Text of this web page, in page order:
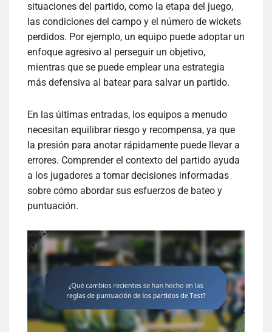
situaciones del partido, como la etapa del juego,
las condiciones del campo y el número de wickets
perdidos. Por ejemplo, un equipo puede adoptar un
enfoque agresivo al perseguir un objetivo,
mientras que se puede emplear una estrategia
más defensiva al batear para salvar un partido.
En las últimas entradas, los equipos a menudo
necesitan equilibrar riesgo y recompensa, ya que
la presión para anotar rápidamente puede llevar a
errores. Comprender el contexto del partido ayuda
a los jugadores a tomar decisiones informadas
sobre cómo abordar sus esfuerzos de bateo y
puntuación.